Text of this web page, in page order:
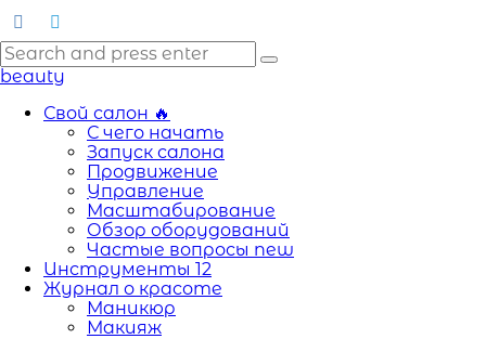
Search
Search
for:
Search
beauty
Свой салон 🔥
С чего начать
Запуск салона
Продвижение
Управление
Масштабирование
Обзор оборудований
Частые вопросы new
Инструменты 12
Журнал о красоте
Маникюр
Макияж